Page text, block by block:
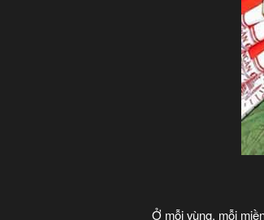
Ở mỗi vùng, mỗi